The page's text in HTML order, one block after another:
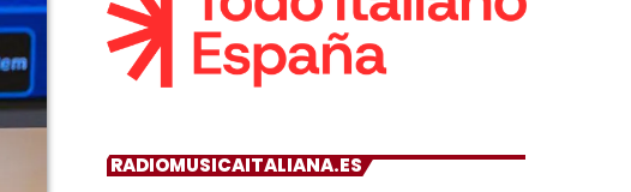
RADIOMUSICAITALIANA.ES